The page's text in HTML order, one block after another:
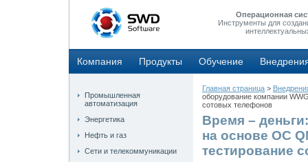
Операционная
Инструменты для
Компания Продукты Обучение
Промышленная
автоматизация
Энергетика
Нефть и газ
Сети и телекоммуникации
Главная страница >
оборудование компании
сотовых телефонов
Время –
на основе ОС
тестирование